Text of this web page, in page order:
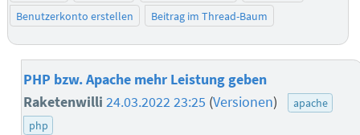
Benutzerkonto erstellen
Beitrag im Thread-Baum
PHP bzw. Apache mehr Leistung geben
Raketenwilli24.03.2022 23:25 (Versionen)
apache
php